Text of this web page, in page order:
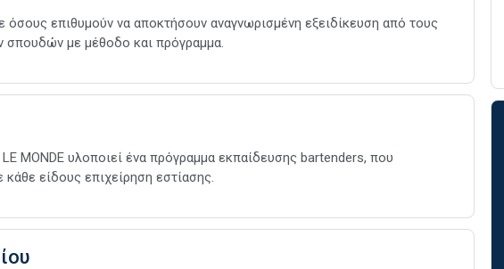
όσους επιθυμούν να αποκτήσουν αναγνωρισμένη εξειδίκευση από τους
σπουδών με μέθοδο και πρόγραμμα.
MONDE υλοποιεί ένα πρόγραμμα εκπαίδευσης bartenders, που
είδους επιχείρηση εστίασης.